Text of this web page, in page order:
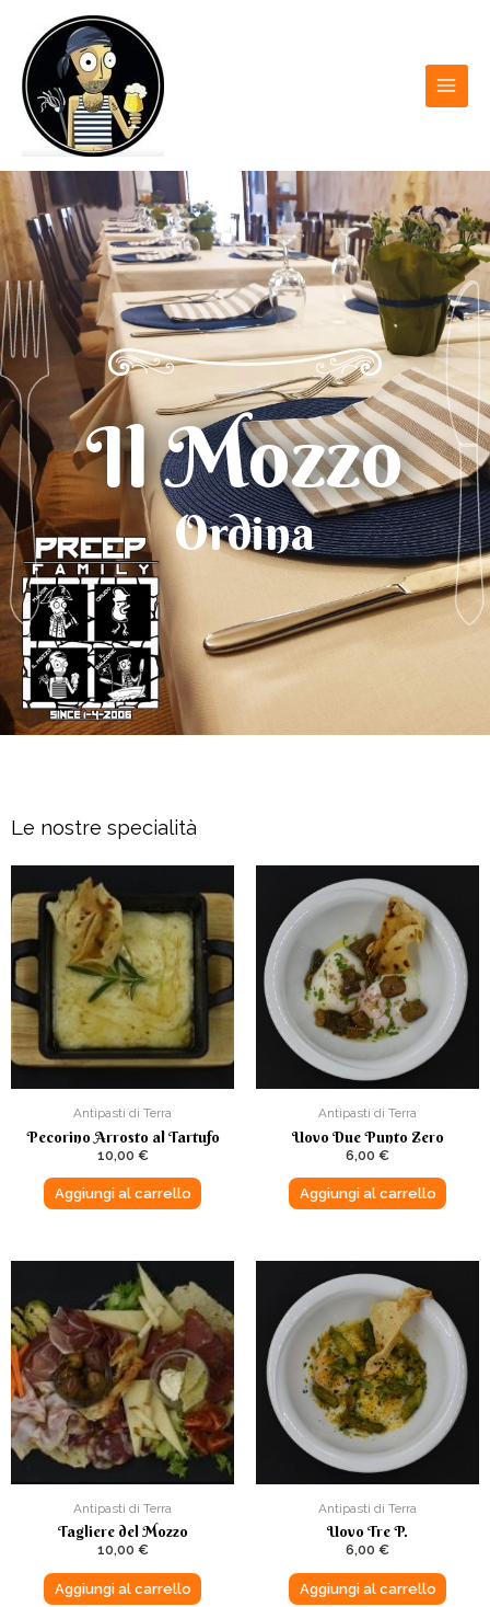
Il Mozzo
Ordina
Le nostre specialità
Antipasti di Terra
Pecorino Arrosto al Tartufo
10,00 €
Aggiungi al carrello
Antipasti di Terra
Uovo Due Punto Zero
6,00 €
Aggiungi al carrello
Antipasti di Terra
Tagliere del Mozzo
10,00 €
Aggiungi al carrello
Antipasti di Terra
Uovo Tre P.
6,00 €
Aggiungi al carrello